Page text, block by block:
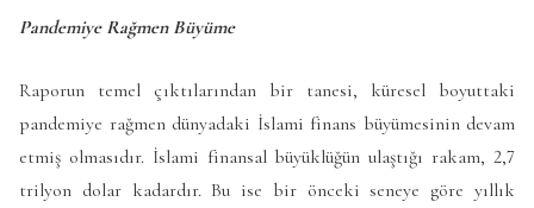
Pandemiye Rağmen Büyüme
Raporun temel çıktılarından bir tanesi, küresel boyuttaki
pandemiye rağmen dünyadaki İslami finans büyümesinin devam
etmiş olmasıdır. İslami finansal büyüklüğün ulaştığı rakam, 2,7
trilyon dolar kadardır. Bu ise bir önceki seneye göre yıllık